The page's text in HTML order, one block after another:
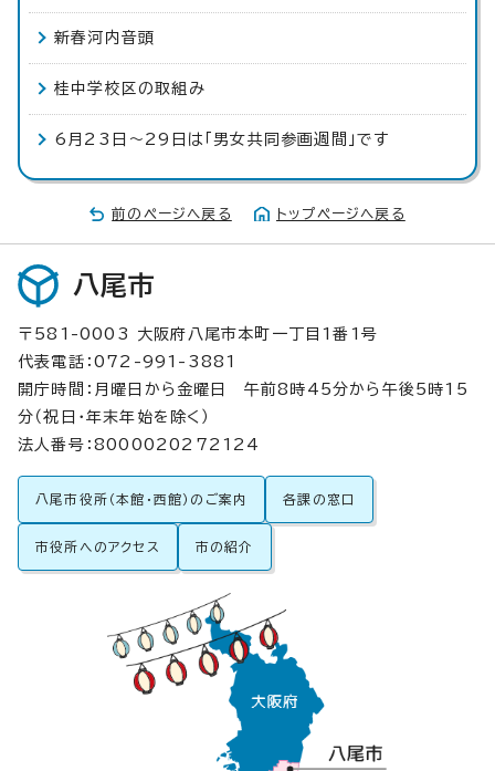
新春河内音頭
桂中学校区の取組み
6月23日～29日は「男女共同参画週間」です
前のページへ戻る トップページへ戻る
八尾市
〒581-0003 大阪府八尾市本町一丁目1番1号
代表電話：072-991-3881
開庁時間：月曜日から金曜日 午前8時45分から午後5時15
分（祝日・年末年始を除く）
法人番号：8000020272124
八尾市役所（本館・西館）のご案内 各課の窓口
市役所へのアクセス 市の紹介